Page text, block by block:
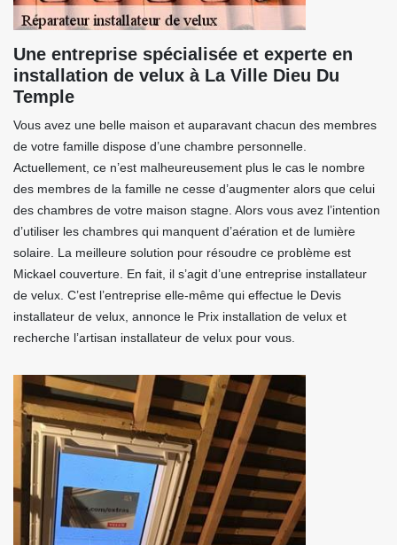
Une entreprise spécialisée et experte en
installation de velux à La Ville Dieu Du
Temple
Vous avez une belle maison et auparavant chacun des membres
de votre famille dispose d’une chambre personnelle.
Actuellement, ce n’est malheureusement plus le cas le nombre
des membres de la famille ne cesse d’augmenter alors que celui
des chambres de votre maison stagne. Alors vous avez l’intention
d’utiliser les chambres qui manquent d’aération et de lumière
solaire. La meilleure solution pour résoudre ce problème est
Mickael couverture. En fait, il s’agit d’une entreprise installateur
de velux. C’est l’entreprise elle-même qui effectue le Devis
installateur de velux, annonce le Prix installation de velux et
recherche l’artisan installateur de velux pour vous.